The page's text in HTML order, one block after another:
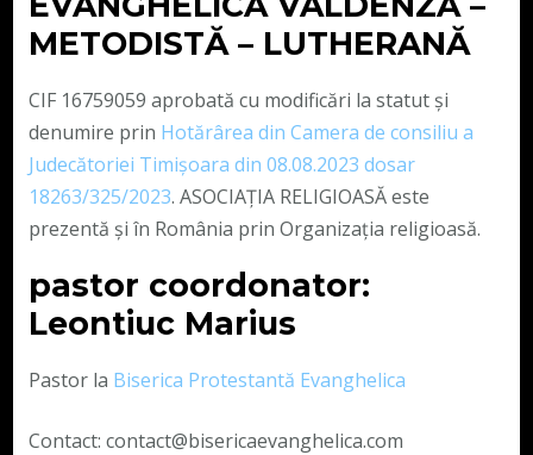
METODISTĂ – LUTHERANĂ
CIF 16759059 aprobată cu modificări la statut și
denumire prin Hotărârea din Camera de consiliu a
Judecătoriei Timișoara din 08.08.2023 dosar
18263/325/2023. ASOCIAȚIA RELIGIOASĂ este
prezentă și în România prin Organizația religioasă.
pastor coordonator:
Leontiuc Marius
Pastor la Biserica Protestantă Evanghelica
Contact: contact@bisericaevanghelica.com